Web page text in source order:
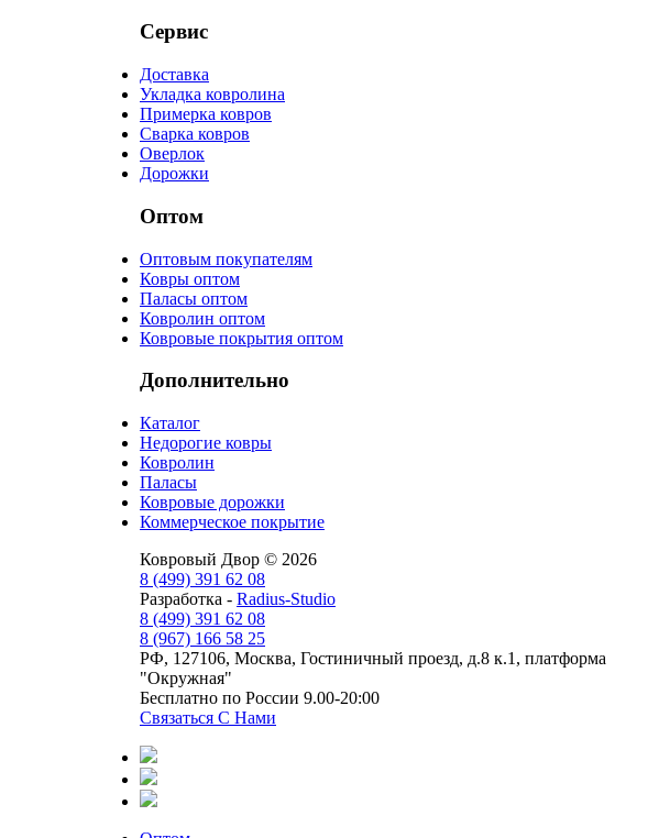
Сервис
Доставка
Укладка ковролина
Примерка ковров
Сварка ковров
Оверлок
Дорожки
Оптом
Оптовым покупателям
Ковры оптом
Паласы оптом
Ковролин оптом
Ковровые покрытия оптом
Дополнительно
Каталог
Недорогие ковры
Ковролин
Паласы
Ковровые дорожки
Коммерческое покрытие
Ковровый Двор © 2026
8 (499) 391 62 08
Разработка - Radius-Studio
8 (499) 391 62 08
8 (967) 166 58 25
РФ, 127106, Москва, Гостиничный проезд, д.8 к.1, платформа
"Окружная"
Бесплатно по России 9.00-20:00
Связаться С Нами